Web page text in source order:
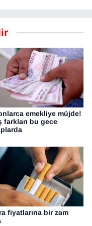
emekliye müjde!
farkları bu gece
fiyatlarına bir zam